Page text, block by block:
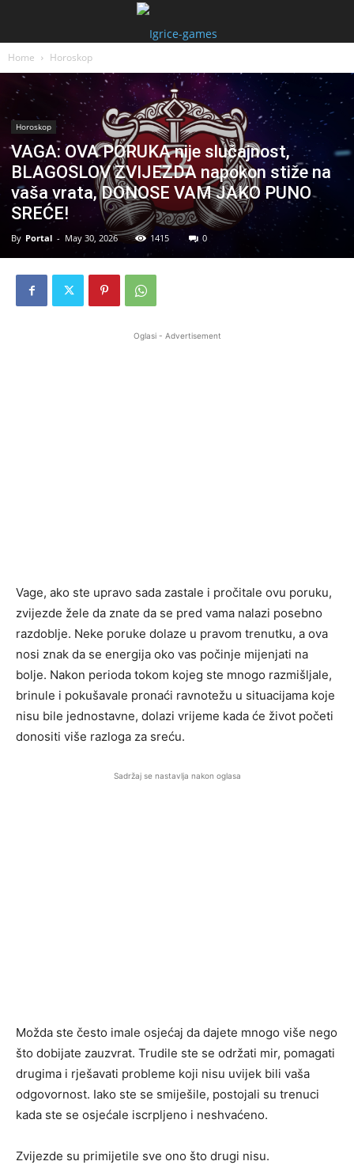
Home Horoskop
Horoskop
VAGA: OVA PORUKA nije slučajnost,
BLAGOSLOV ZVIJEZDA napokon stiže na
vaša vrata, DONOSE VAM JAKO PUNO
SREĆE!
By Portal - May 30, 2026 1415 0
Oglasi - Advertisement
Vage, ako ste upravo sada zastale i pročitale ovu poruku,
zvijezde žele da znate da se pred vama nalazi posebno
razdoblje. Neke poruke dolaze u pravom trenutku, a ova
nosi znak da se energija oko vas počinje mijenjati na
bolje. Nakon perioda tokom kojeg ste mnogo razmišljale,
brinule i pokušavale pronaći ravnotežu u situacijama koje
nisu bile jednostavne, dolazi vrijeme kada će život početi
donositi više razloga za sreću.
Sadržaj se nastavlja nakon oglasa
Možda ste često imale osjećaj da dajete mnogo više nego
što dobijate zauzvrat. Trudile ste se održati mir, pomagati
drugima i rješavati probleme koji nisu uvijek bili vaša
odgovornost. Iako ste se smiješile, postojali su trenuci
kada ste se osjećale iscrpljeno i neshvaćeno.
Zvijezde su primijetile sve ono što drugi nisu.